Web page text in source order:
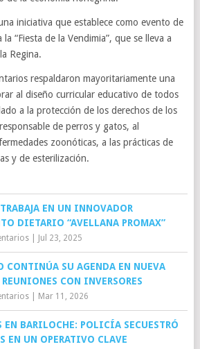
iniciativa que establece como evento de
“Fiesta de la Vendimia”, que se lleva a
Regina.
respaldaron mayoritariamente una
al diseño curricular educativo de todos
a la protección de los derechos de los
de perros y gatos, al
zoonóticas, a las prácticas de
y de esterilización.
TRABAJA EN UN INNOVADOR
DIETARIO “AVELLANA PROMAX”
| Jul 23, 2025
CONTINÚA SU AGENDA EN NUEVA
CON INVERSORES
| Mar 11, 2026
EN BARILOCHE: POLICÍA SECUESTRÓ
EN UN OPERATIVO CLAVE